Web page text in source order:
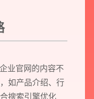
业官网的内容不
如产品介绍、行
搜索引擎优化